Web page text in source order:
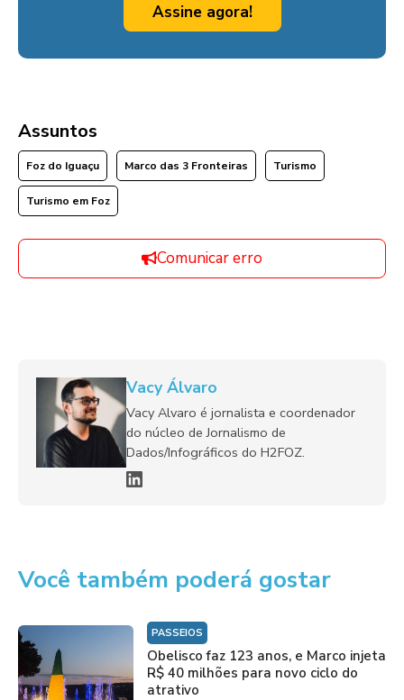
Assine agora!
Assuntos
Foz do Iguaçu Marco das 3 Fronteiras Turismo
Turismo em Foz
Comunicar erro
Vacy Álvaro
Vacy Alvaro é jornalista e coordenador
do núcleo de Jornalismo de
Dados/Infográficos do H2FOZ.
Você também poderá gostar
PASSEIOS
Obelisco faz 123 anos, e Marco injeta
R$ 40 milhões para novo ciclo do
atrativo